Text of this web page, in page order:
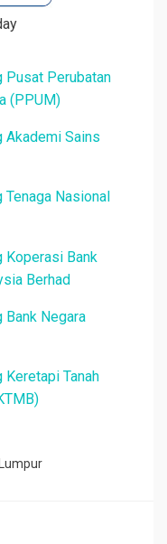
Pusat Perubatan
(PPUM)
Akademi Sains
Nasional
Koperasi Bank
Berhad
Bank Negara
Tanah